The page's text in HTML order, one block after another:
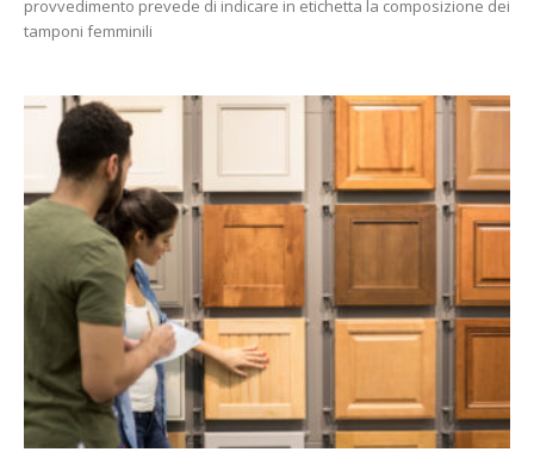
provvedimento prevede di indicare in etichetta la composizione dei
tamponi femminili